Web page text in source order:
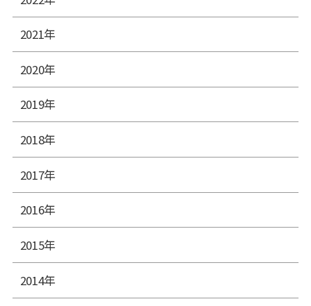
2021年
2020年
2019年
2018年
2017年
2016年
2015年
2014年